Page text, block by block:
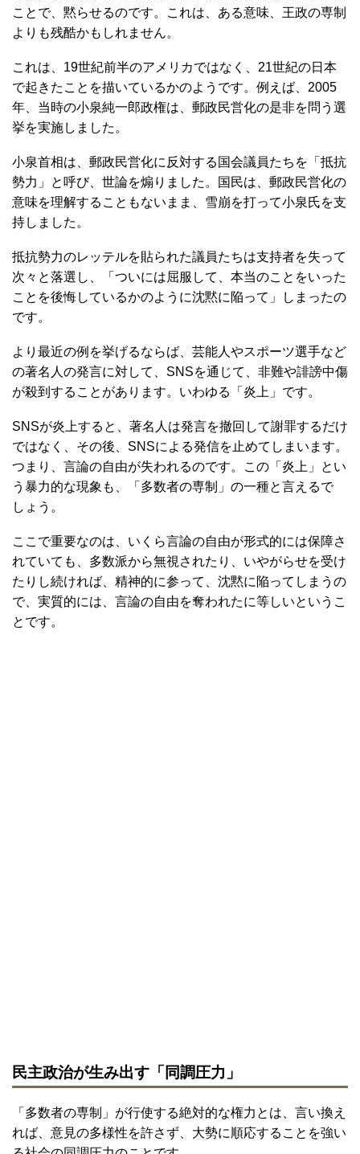
ことで、黙らせるのです。これは、ある意味、王政の専制
よりも残酷かもしれません。
これは、19世紀前半のアメリカではなく、21世紀の日本
で起きたことを描いているかのようです。例えば、2005
年、当時の小泉純一郎政権は、郵政民営化の是非を問う選
挙を実施しました。
小泉首相は、郵政民営化に反対する国会議員たちを「抵抗
勢力」と呼び、世論を煽りました。国民は、郵政民営化の
意味を理解することもないまま、雪崩を打って小泉氏を支
持しました。
抵抗勢力のレッテルを貼られた議員たちは支持者を失って
次々と落選し、「ついには屈服して、本当のことをいった
ことを後悔しているかのように沈黙に陥って」しまったの
です。
より最近の例を挙げるならば、芸能人やスポーツ選手など
の著名人の発言に対して、SNSを通じて、非難や誹謗中傷
が殺到することがあります。いわゆる「炎上」です。
SNSが炎上すると、著名人は発言を撤回して謝罪するだけ
ではなく、その後、SNSによる発信を止めてしまいます。
つまり、言論の自由が失われるのです。この「炎上」とい
う暴力的な現象も、「多数者の専制」の一種と言えるで
しょう。
ここで重要なのは、いくら言論の自由が形式的には保障さ
れていても、多数派から無視されたり、いやがらせを受け
たりし続ければ、精神的に参って、沈黙に陥ってしまうの
で、実質的には、言論の自由を奪われたに等しいというこ
とです。
民主政治が生み出す「同調圧力」
「多数者の専制」が行使する絶対的な権力とは、言い換え
れば、意見の多様性を許さず、大勢に順応することを強い